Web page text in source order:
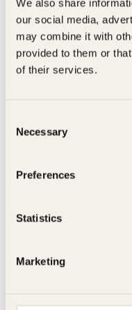
We also share
our social media,
may combine it with
provided to them or
of their services.
Selection
Necessary
Preferences
Statistics
Marketing
Bokformat
Antall sider
Litteraturtype
Ole-Martin Lundefaret,
Øyvind "Vinni" Sauvik
Innbundet